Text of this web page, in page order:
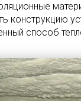
конструкцию
способ